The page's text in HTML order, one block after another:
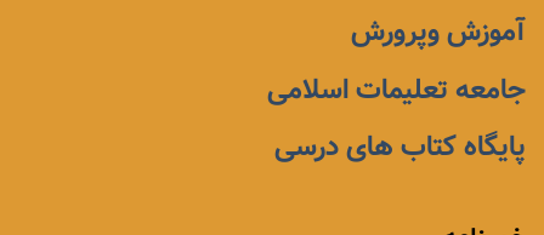
آموزش وپرورش
جامعه تعلیمات اسلامی
پایگاه کتاب های درسی